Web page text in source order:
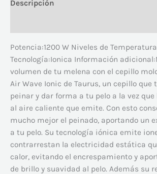
Descripción
Potencia:1200 W Niveles de
Tecnología:Ionica Información
volumen de tu melena con el cepillo
Air Wave Ionic de Taurus, un cepillo
peinar y dar forma a tu pelo a la vez
al aire caliente que emite. Con esto
mucho mejor el peinado, aportando un
a tu pelo. Su tecnología iónica emite
contrarrestan la electricidad estática
calor, evitando el encrespamiento y
de brillo y suavidad al pelo. Además su